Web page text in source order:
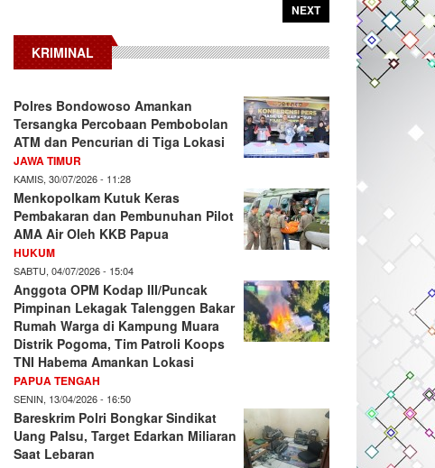
NEXT
KRIMINAL
Polres Bondowoso Amankan
Tersangka Percobaan Pembobolan
ATM dan Pencurian di Tiga Lokasi
JAWA TIMUR
KAMIS, 30/07/2026 - 11:28
Menkopolkam Kutuk Keras
Pembakaran dan Pembunuhan Pilot
AMA Air Oleh KKB Papua
HUKUM
SABTU, 04/07/2026 - 15:04
Anggota OPM Kodap III/Puncak
Pimpinan Lekagak Talenggen Bakar
Rumah Warga di Kampung Muara
Distrik Pogoma, Tim Patroli Koops
TNI Habema Amankan Lokasi
PAPUA TENGAH
SENIN, 13/04/2026 - 16:50
Bareskrim Polri Bongkar Sindikat
Uang Palsu, Target Edarkan Miliaran
Saat Lebaran